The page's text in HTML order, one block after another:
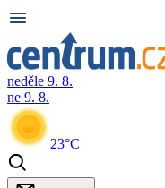
neděle 9. 8.
ne 9. 8.
23°C